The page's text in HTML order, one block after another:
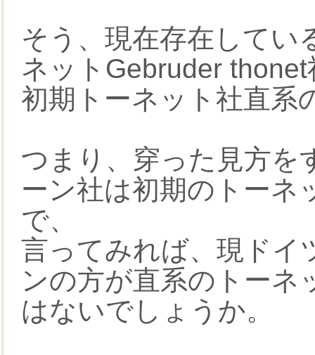
そう、現在存在してい
ネットGebruder
初期トーネット社直系
つまり、穿った見方を
ーン社は初期のトーネ
で、
言ってみれば、現ドイ
ンの方が直系のトーネ
はないでしょうか。